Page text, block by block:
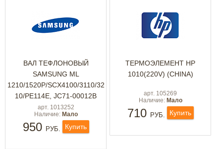
ВАЛ ТЕФЛОНОВЫЙ
SAMSUNG ML
1210/1520P/SCX4100/3110/32
10/PE114E, JC71-00012B
арт. 1013252
Наличие: Мало
950 РУБ. Купить
ТЕРМОЭЛЕМЕНТ HP
1010(220V) (CHINA)
арт. 105269
Наличие: Мало
710 РУБ. Купить